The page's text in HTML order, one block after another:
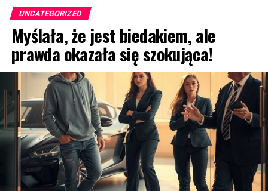
UNCATEGORIZED
Myślała, że jest biedakiem, ale
prawda okazała się szokująca!